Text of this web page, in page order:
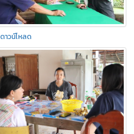
ดาวน์โหลด